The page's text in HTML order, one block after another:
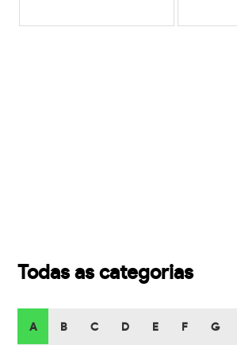
Todas as categorias
A B C D E F G